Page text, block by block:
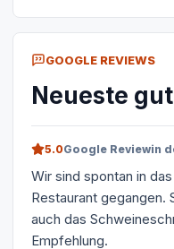
GOOGLE REVIEWS
Neueste
5.0Google Reviewin
Wir sind spontan in
Restaurant gegangen.
auch das
Empfehlung.